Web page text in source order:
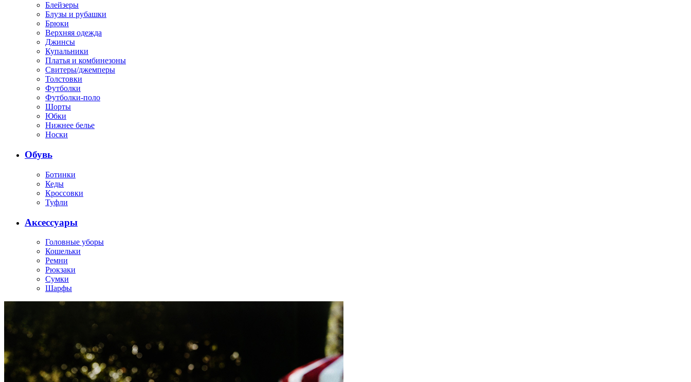
Блейзеры
Блузы и рубашки
Брюки
Верхняя одежда
Джинсы
Купальники
Платья и комбинезоны
Свитеры/джемперы
Толстовки
Футболки
Футболки-поло
Шорты
Юбки
Нижнее белье
Носки
Обувь
Ботинки
Кеды
Кроссовки
Туфли
Аксессуары
Головные уборы
Кошельки
Ремни
Рюкзаки
Сумки
Шарфы